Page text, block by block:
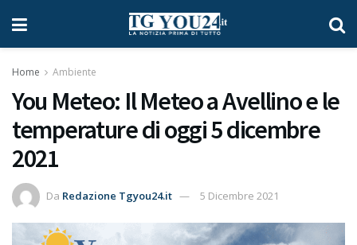
Home Ambiente
You Meteo: Il Meteo a Avellino e le
temperature di oggi 5 dicembre
2021
Da Redazione Tgyou24.it 5 Dicembre 2021